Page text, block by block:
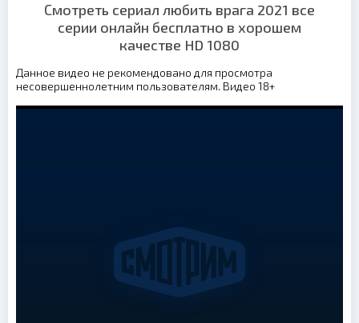
Смотреть сериал любить врага 2021 все
серии онлайн бесплатно в хорошем
качестве HD 1080
Данное видео не рекомендовано для просмотра
несовершеннолетним пользователям. Видео 18+